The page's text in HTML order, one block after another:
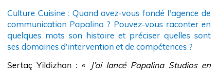
Culture Cuisine : Quand avez-vous fondé l'agence de
communication Papalina ? Pouvez-vous raconter en
quelques mots son histoire et préciser quelles sont
ses domaines d'intervention et de compétences ?
Sertaç Yildizhan : «
J’ai lancé Papalina Studios en